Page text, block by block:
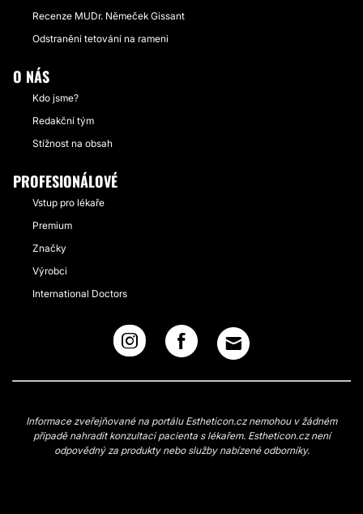
Recenze MUDr. Němeček Gissant
Odstranění tetování na rameni
O NÁS
Kdo jsme?
Redakční tým
Stížnost na obsah
PROFESIONÁLOVÉ
Vstup pro lékaře
Premium
Značky
Výrobci
International Doctors
Informace zveřejňované na portálu Estheticon.cz nemohou v žádném
případě nahradit konzultaci pacienta s lékařem. Estheticon.cz není
odpovědný za produkty nebo služby nabízené odborníky.